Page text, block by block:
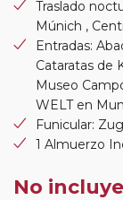
Traslado
Múnich ,
Entradas:
Cataratas de
Museo
WELT en
Funicular:
1 Almuerzo
No incluye